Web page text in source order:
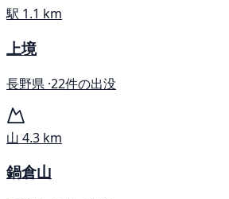
駅 1.1 km
上境
長野県 ·22件の出没
山 4.3 km
鍋倉山